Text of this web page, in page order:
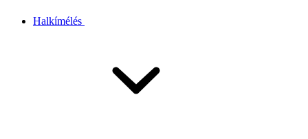
Halkímélés